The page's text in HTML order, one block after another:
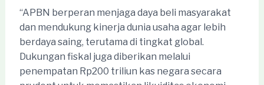
“APBN berperan menjaga daya beli masyarakat
dan mendukung kinerja dunia usaha agar lebih
berdaya saing, terutama di tingkat global.
Dukungan fiskal juga diberikan melalui
penempatan Rp200 triliun kas negara secara